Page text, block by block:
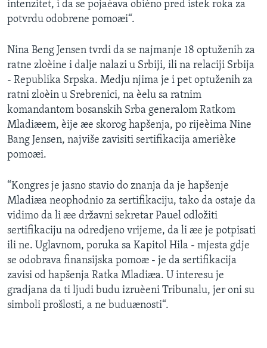
intenzitet, i da se pojaèava obièno pred istek roka za
potvrdu odobrene pomoæi“.
Nina Beng Jensen tvrdi da se najmanje 18 optuženih za
ratne zloèine i dalje nalazi u Srbiji, ili na relaciji Srbija
- Republika Srpska. Medju njima je i pet optuženih za
ratni zloèin u Srebrenici, na èelu sa ratnim
komandantom bosanskih Srba generalom Ratkom
Mladiæem, èije æe skorog hapšenja, po rijeèima Nine
Bang Jensen, najviše zavisiti sertifikacija amerièke
pomoæi.
“Kongres je jasno stavio do znanja da je hapšenje
Mladiæa neophodnio za sertifikaciju, tako da ostaje da
vidimo da li æe državni sekretar Pauel odložiti
sertifikaciju na odredjeno vrijeme, da li æe je potpisati
ili ne. Uglavnom, poruka sa Kapitol Hila - mjesta gdje
se odobrava finansijska pomoæ - je da sertifikacija
zavisi od hapšenja Ratka Mladiæa. U interesu je
gradjana da ti ljudi budu izruèeni Tribunalu, jer oni su
simboli prošlosti, a ne buduænosti“.